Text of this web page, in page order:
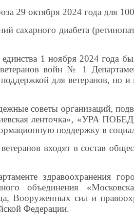
29 октября 2024 года для
сахарного диабета
1 ноября 2024 года
войн № 1
для ветеранов, но и
советы организаций,
ленточка», «УРА
поддержку в
входят в состав
здравоохранения
объединения
Вооруженных сил и
Федерации.